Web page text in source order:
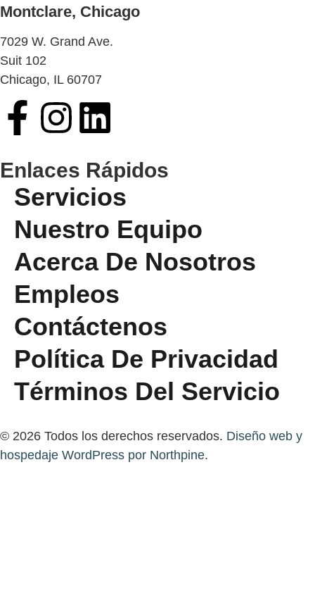
Montclare, Chicago
7029 W. Grand Ave.
Suit 102
Chicago, IL 60707
Enlaces Rápidos
Servicios
Nuestro Equipo
Acerca De Nosotros
Empleos
Contáctenos
Política De Privacidad
Términos Del Servicio
© 2026 Todos los derechos reservados. Diseño web y
hospedaje WordPress por Northpine.